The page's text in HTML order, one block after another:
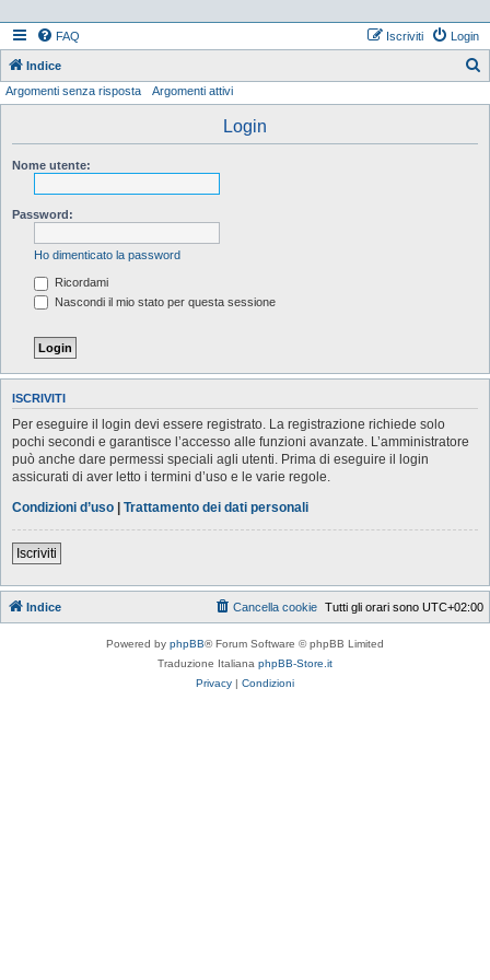
FAQ Login
Iscriviti
Indice
Argomenti senza risposta Argomenti attivi
Login
Nome utente:
Password:
Ho dimenticato la password
Ricordami
Nascondi il mio stato per questa sessione
ISCRIVITI
Per eseguire il login devi essere registrato. La registrazione richiede solo
pochi secondi e garantisce l’accesso alle funzioni avanzate. L’amministratore
può anche dare permessi speciali agli utenti. Prima di eseguire il login
assicurati di aver letto i termini d’uso e le varie regole.
Condizioni d’uso | Trattamento dei dati personali
Iscriviti
Indice Tutti gli orari sono UTC+02:00
Cancella cookie
Powered by phpBB® Forum Software © phpBB Limited
Traduzione Italiana phpBB-Store.it
Privacy | Condizioni